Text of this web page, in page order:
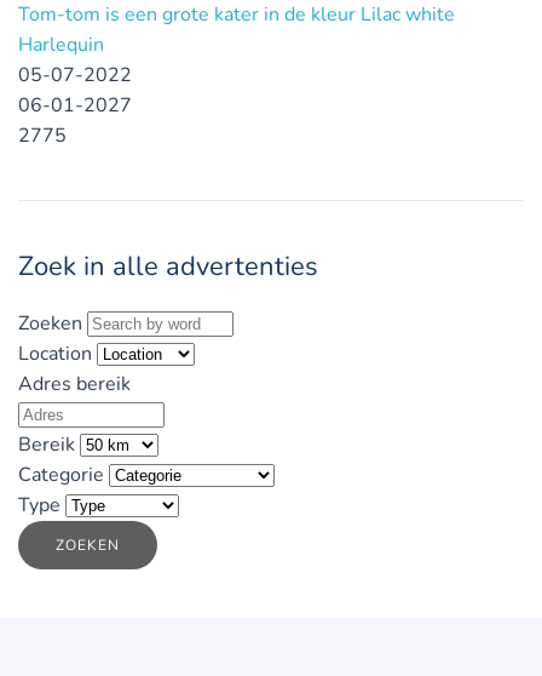
Tom-tom is een grote kater in de kleur Lilac white
Harlequin
05-07-2022
06-01-2027
2775
Zoek in alle advertenties
Zoeken
Location
Adres bereik
Bereik
Categorie
Type
ZOEKEN